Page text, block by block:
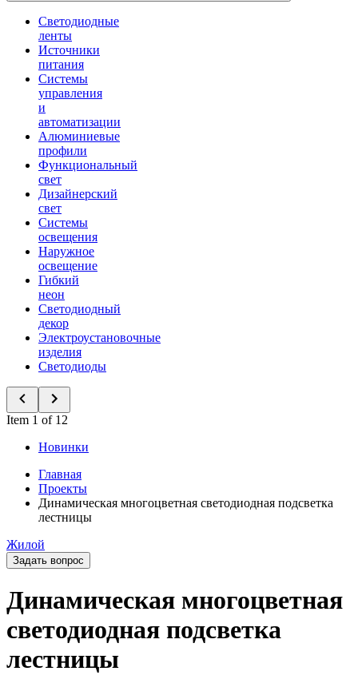
Светодиодные
ленты
Источники
питания
Системы
управления
и
автоматизации
Алюминиевые
профили
Функциональный
свет
Дизайнерский
свет
Системы
освещения
Наружное
освещение
Гибкий
неон
Светодиодный
декор
Электроустановочные
изделия
Светодиоды
Item 1 of 12
Новинки
Главная
Проекты
Динамическая многоцветная светодиодная подсветка
лестницы
Жилой
Задать вопрос
Динамическая многоцветная
светодиодная подсветка
лестницы